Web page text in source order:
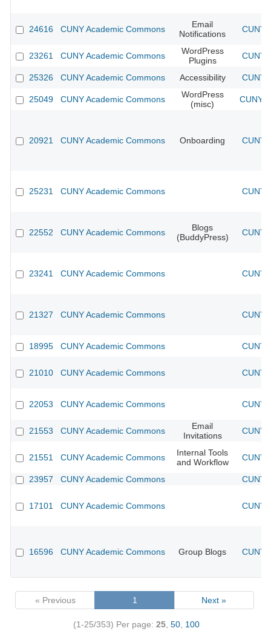
24616 CUNY Academic Commons
Email
Notifications
CUNY
23261 CUNY Academic Commons
WordPress
Plugins
CUNY
25326 CUNY Academic Commons Accessibility CUNY
25049 CUNY Academic Commons
WordPress
(misc)
CUNY
20921 CUNY Academic Commons Onboarding CUNY
25231 CUNY Academic Commons CUNY
22552 CUNY Academic Commons
Blogs
(BuddyPress)
CUNY
23241 CUNY Academic Commons CUNY
21327 CUNY Academic Commons CUNY
18995 CUNY Academic Commons CUNY
21010 CUNY Academic Commons CUNY
22053 CUNY Academic Commons CUNY
21553 CUNY Academic Commons
Email
Invitations
CUNY
21551 CUNY Academic Commons
Internal Tools
and Workflow
CUNY
23957 CUNY Academic Commons CUNY
17101 CUNY Academic Commons CUNY
16596 CUNY Academic Commons Group Blogs CUNY
« Previous 1 Next »
(1-25/353) Per page: 25 50 100